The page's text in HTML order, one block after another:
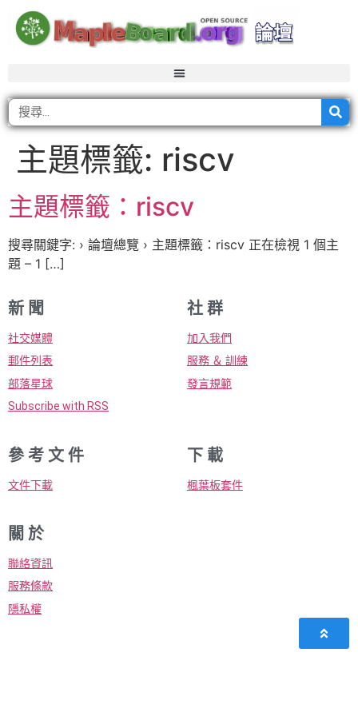
主題標籤: riscv
主題標籤：riscv
搜尋關鍵字: › 論壇總覽 › 主題標籤：riscv 正在檢視 1 個主
題 – 1 […]
新 聞
社交媒體
郵件列表
部落星球
Subscribe with RSS
社 群
加入我們
服務 ＆ 訓練
發言規範
參 考 文 件
文件下載
下 載
楓葉板套件
關 於
聯絡資訊
服務條款
隱私權